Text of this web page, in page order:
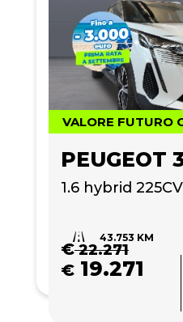
VALORE FUTURO
PEUGEOT
1.6 hybrid
43.753 KM
€22.271
€ 19.271